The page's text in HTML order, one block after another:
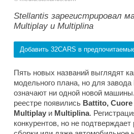
Stellantis зарегистрировал
Multiplay и Multiplina
Добавить 32CARS в
Пять новых названий выглядят
модельного плана, но для завода
означают ни одной новой
реестре появились Battito,
Multiplay и Multiplina.
конкурентов, но не подтверждает